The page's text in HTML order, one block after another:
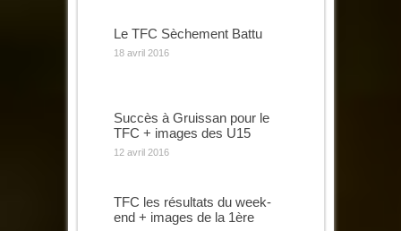
Le TFC Sèchement Battu
18 avril 2016
Succès à Gruissan pour le
TFC + images des U15
12 avril 2016
TFC les résultats du week-
end + images de la 1ère